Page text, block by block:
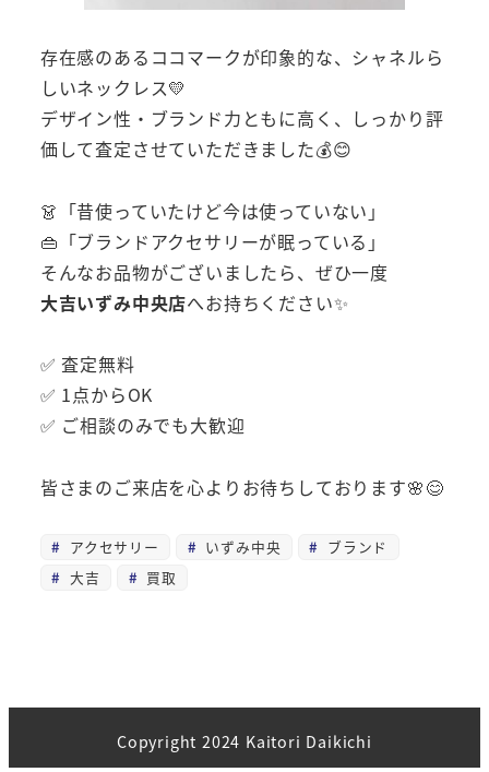
存在感のあるココマークが印象的な、シャネルら
しいネックレス💛
デザイン性・ブランド力ともに高く、しっかり評
価して査定させていただきました💰😊
👗「昔使っていたけど今は使っていない」
👜「ブランドアクセサリーが眠っている」
そんなお品物がございましたら、ぜひ一度
大吉いずみ中央店へお持ちください✨
✅ 査定無料
✅ 1点からOK
✅ ご相談のみでも大歓迎
皆さまのご来店を心よりお待ちしております🌸😊
アクセサリー いずみ中央
ブランド
大吉
買取
Copyright 2024 Kaitori Daikichi